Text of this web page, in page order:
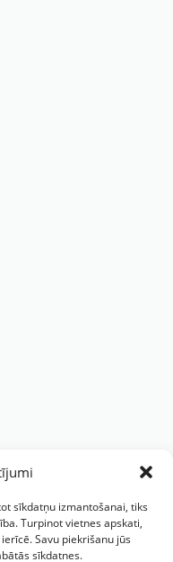
sīkdatņu izmantošanai, tiks
Turpinot vietnes apskati,
Savu piekrišanu jūs
sīkdatnes.